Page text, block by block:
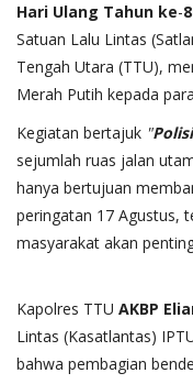
Hari Ulang Tahun ke-
Satuan Lalu Lintas
Tengah Utara (TTU),
Merah Putih kepada
Kegiatan bertajuk "Polisi
sejumlah ruas jalan
hanya bertujuan
peringatan 17 Agustus,
masyarakat akan
Kapolres TTU AKBP
Lintas (Kasatlantas)
bahwa pembagian